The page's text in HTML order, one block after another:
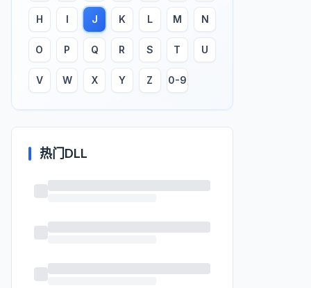
H I J K L M N
O P Q R S T U
V W X Y Z 0-9
热门DLL